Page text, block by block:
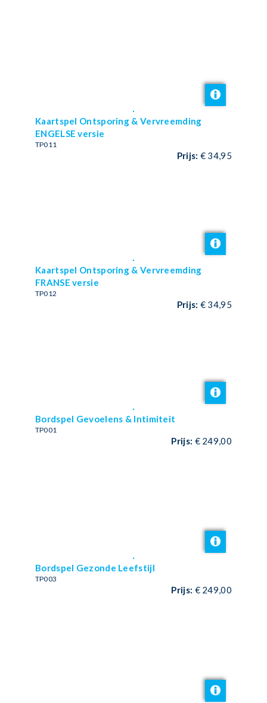
Kaartspel Ontsporing & Vervreemding
ENGELSE versie
TP011
Prijs: € 34,95
Kaartspel Ontsporing & Vervreemding
FRANSE versie
TP012
Prijs: € 34,95
Bordspel Gevoelens & Intimiteit
TP001
Prijs: € 249,00
Bordspel Gezonde Leefstijl
TP003
Prijs: € 249,00